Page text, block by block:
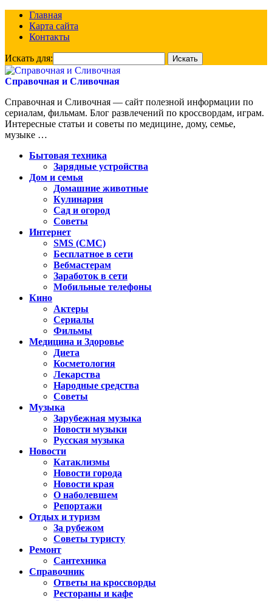
Главная
Карта сайта
Контакты
Искать для:
Справочная и Сливочная
Справочная и Сливочная — сайт полезной информации по
сериалам, фильмам. Блог развлечений по кроссвордам, играм.
Интересные статьи и советы по медицине, дому, семье,
музыке …
Бытовая техника
Зарядные устройства
Дом и семья
Домашние животные
Кулинария
Сад и огород
Советы
Интернет
SMS (СМС)
Бесплатное в сети
Вебмастерам
Заработок в сети
Мобильные телефоны
Кино
Актеры
Сериалы
Фильмы
Медицина и Здоровье
Диета
Косметология
Лекарства
Народные средства
Советы
Музыка
Зарубежная музыка
Новости музыки
Русская музыка
Новости
Катаклизмы
Новости города
Новости края
О наболевшем
Репортажи
Отдых и туризм
За рубежом
Советы туристу
Ремонт
Сантехника
Справочник
Ответы на кроссворды
Рестораны и кафе